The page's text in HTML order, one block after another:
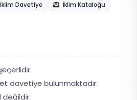
İklim Davetiye
İklim Kataloğu
davetiye bulunmaktadır.
değildir.